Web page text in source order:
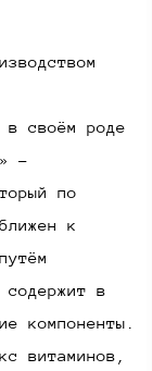
в своём роде
-
по
к
содержит в
компоненты.
витаминов,